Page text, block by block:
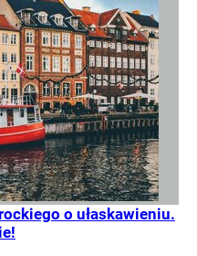
o ułaskawieniu.